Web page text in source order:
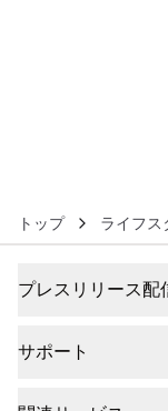
トップ ライフス
プレスリリース配
サポート